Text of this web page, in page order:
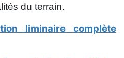
du terrain.
liminaire complète